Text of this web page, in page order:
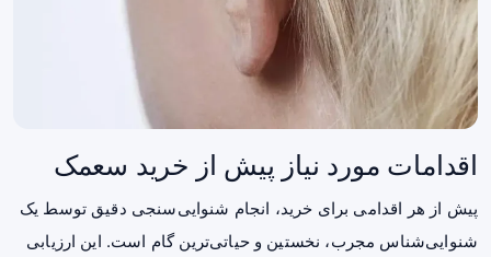
اقدامات مورد نیاز پیش از خرید سعمک
پیش از هر اقدامی برای خرید، انجام شنوایی‌سنجی دقیق توسط یک
شنوایی‌شناس مجرب، نخستین و حیاتی‌ترین گام است. این ارزیابی